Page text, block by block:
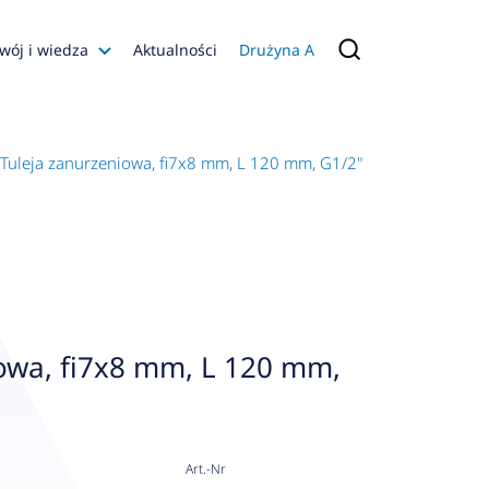
i wiedza
Konfiguratory
Aktualności Drużyna A
Tuleja zanurzeniowa, fi7x8 mm, L 120 mm, G1/2"
fi7x8 mm, L 120 mm,
Art.-Nr